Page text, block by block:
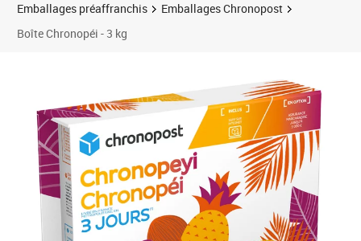
Emballages préaffranchis
Emballages Chronopost
Boîte Chronopéi - 3 kg